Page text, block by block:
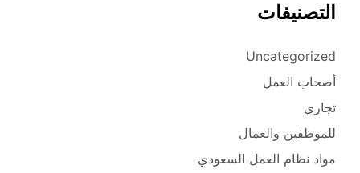
التصنيفات
Uncategorized
أصحاب العمل
تجاري
للموظفين والعمال
مواد نظام العمل السعودي